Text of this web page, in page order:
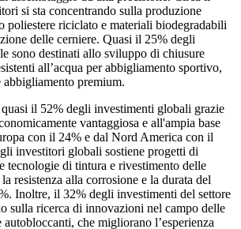
si sta concentrando sulla produzione
poliestere riciclato e materiali biodegradabili
delle cerniere. Quasi il 25% degli
sono destinati allo sviluppo di chiusure
all’acqua per abbigliamento sportivo,
abbigliamento premium.
il 52% degli investimenti globali grazie
vantaggiosa e all'ampia base
con il 24% e dal Nord America con il
investitori globali sostiene progetti di
tecnologie di tintura e rivestimento delle
resistenza alla corrosione e la durata del
Inoltre, il 32% degli investimenti del settore
sulla ricerca di innovazioni nel campo delle
autobloccanti, che migliorano l’esperienza